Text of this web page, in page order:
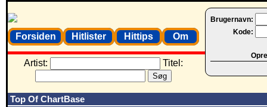
Brugernavn:
Kode:
Forsiden Hitlister Hittips Om
Artist: Titel:
Top Of ChartBase